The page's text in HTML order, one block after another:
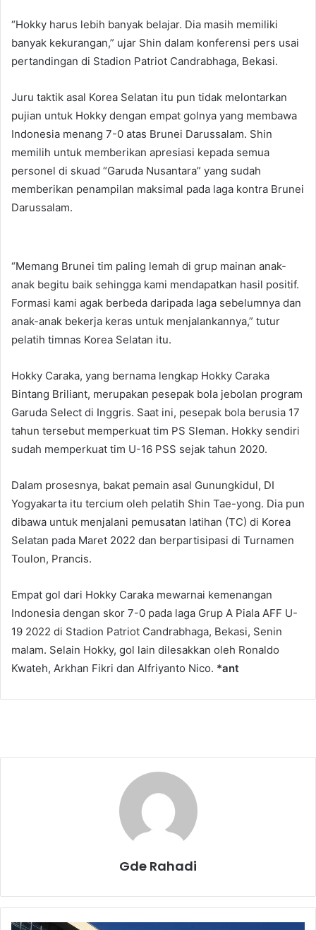
“Hokky harus lebih banyak belajar. Dia masih memiliki
banyak kekurangan,” ujar Shin dalam konferensi pers usai
pertandingan di Stadion Patriot Candrabhaga, Bekasi.
Juru taktik asal Korea Selatan itu pun tidak melontarkan
pujian untuk Hokky dengan empat golnya yang membawa
Indonesia menang 7-0 atas Brunei Darussalam. Shin
memilih untuk memberikan apresiasi kepada semua
personel di skuad “Garuda Nusantara” yang sudah
memberikan penampilan maksimal pada laga kontra Brunei
Darussalam.
“Memang Brunei tim paling lemah di grup mainan anak-
anak begitu baik sehingga kami mendapatkan hasil positif.
Formasi kami agak berbeda daripada laga sebelumnya dan
anak-anak bekerja keras untuk menjalankannya,” tutur
pelatih timnas Korea Selatan itu.
Hokky Caraka, yang bernama lengkap Hokky Caraka
Bintang Briliant, merupakan pesepak bola jebolan program
Garuda Select di Inggris. Saat ini, pesepak bola berusia 17
tahun tersebut memperkuat tim PS Sleman. Hokky sendiri
sudah memperkuat tim U-16 PSS sejak tahun 2020.
Dalam prosesnya, bakat pemain asal Gunungkidul, DI
Yogyakarta itu tercium oleh pelatih Shin Tae-yong. Dia pun
dibawa untuk menjalani pemusatan latihan (TC) di Korea
Selatan pada Maret 2022 dan berpartisipasi di Turnamen
Toulon, Prancis.
Empat gol dari Hokky Caraka mewarnai kemenangan
Indonesia dengan skor 7-0 pada laga Grup A Piala AFF U-
19 2022 di Stadion Patriot Candrabhaga, Bekasi, Senin
malam. Selain Hokky, gol lain dilesakkan oleh Ronaldo
Kwateh, Arkhan Fikri dan Alfriyanto Nico. *ant
Gde Rahadi